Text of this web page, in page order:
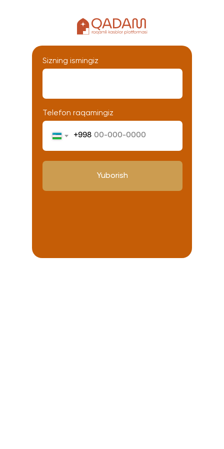
Sizning ismingiz
Telefon raqamingiz
+998
Yuborish